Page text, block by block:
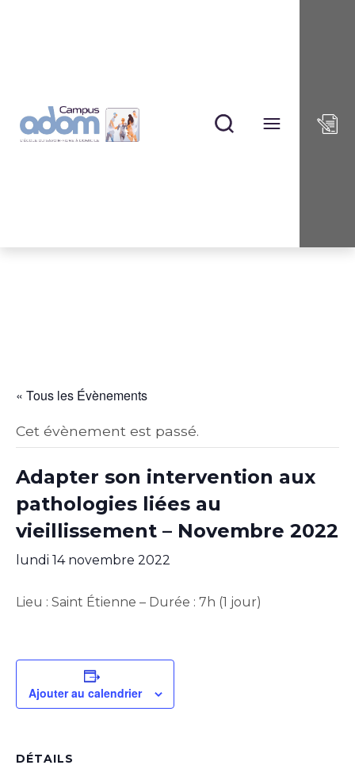
« Tous les Évènements
Cet évènement est passé.
Adapter son intervention aux
pathologies liées au
vieillissement – Novembre 2022
lundi 14 novembre 2022
Lieu : Saint Étienne – Durée : 7h (1 jour)
Ajouter au calendrier
DÉTAILS